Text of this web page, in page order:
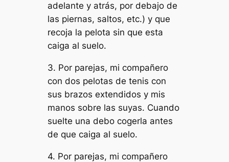
adelante y atrás, por debajo de
las piernas, saltos, etc.) y que
recoja la pelota sin que esta
caiga al suelo.
3. Por parejas, mi compañero
con dos pelotas de tenis con
sus brazos extendidos y mis
manos sobre las suyas. Cuando
suelte una debo cogerla antes
de que caiga al suelo.
4. Por parejas, mi compañero